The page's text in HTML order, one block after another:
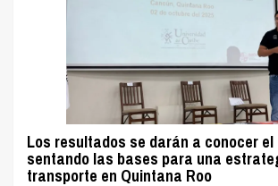
Los resultados se darán a conocer el
sentando las bases para una
transporte en Quintana Roo